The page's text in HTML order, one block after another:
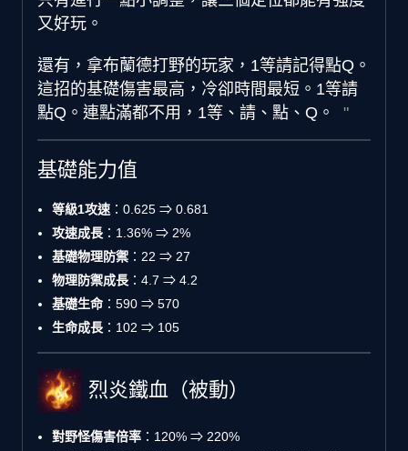
又好玩。
還有，拿布蘭德打野的玩家，1等請記得點Q。
這招的基礎傷害最高，冷卻時間最短。1等請
點Q。連點滿都不用，1等、請、點、Q。
基礎能力值
等級1攻速 ：0.625 ⇒ 0.681
攻速成長 ：1.36% ⇒ 2%
基礎物理防禦 ：22 ⇒ 27
物理防禦成長 ：4.7 ⇒ 4.2
基礎生命 ：590 ⇒ 570
生命成長 ：102 ⇒ 105
烈炎鐵血（被動）
對野怪傷害倍率 ：120% ⇒ 220%